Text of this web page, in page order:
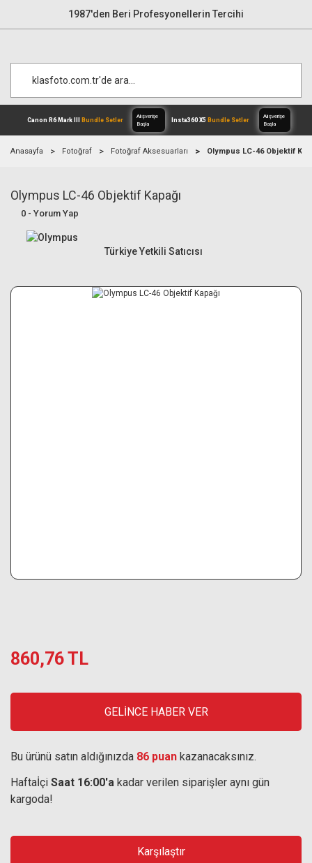
1987'den Beri Profesyonellerin Tercihi
Canon R6 Mark IIIBundle Setler
Anasayfa Fotoğraf Fotoğraf Aksesuarları Olympus LC-46 Objektif
Olympus LC-46 Objektif Kapağı
0 - Yorum Yap
Türkiye Yetkili Satıcısı
860,76 TL
GELİNCE HABER VER
Bu ürünü satın aldığınızda 86 puan kazanacaksınız.
Haftaİçi Saat 16:00'a kadar verilen siparişler aynı gün
kargoda!
Karşılaştır